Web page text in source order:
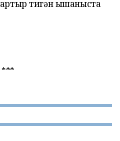
артыр тигән ышаныста
***